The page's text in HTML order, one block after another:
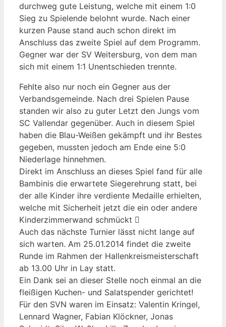
durchweg gute Leistung, welche mit einem 1:0
Sieg zu Spielende belohnt wurde. Nach einer
kurzen Pause stand auch schon direkt im
Anschluss das zweite Spiel auf dem Programm.
Gegner war der SV Weitersburg, von dem man
sich mit einem 1:1 Unentschieden trennte.
Fehlte also nur noch ein Gegner aus der
Verbandsgemeinde. Nach drei Spielen Pause
standen wir also zu guter Letzt den Jungs vom
SC Vallendar gegenüber. Auch in diesem Spiel
haben die Blau-Weißen gekämpft und ihr Bestes
gegeben, mussten jedoch am Ende eine 5:0
Niederlage hinnehmen.
Direkt im Anschluss an dieses Spiel fand für alle
Bambinis die erwartete Siegerehrung statt, bei
der alle Kinder ihre verdiente Medaille erhielten,
welche mit Sicherheit jetzt die ein oder andere
Kinderzimmerwand schmückt 
Auch das nächste Turnier lässt nicht lange auf
sich warten. Am 25.01.2014 findet die zweite
Runde im Rahmen der Hallenkreismeisterschaft
ab 13.00 Uhr in Lay statt.
Ein Dank sei an dieser Stelle noch einmal an die
fleißigen Kuchen- und Salatspender gerichtet!
Für den SVN waren im Einsatz: Valentin Kringel,
Lennard Wagner, Fabian Klöckner, Jonas